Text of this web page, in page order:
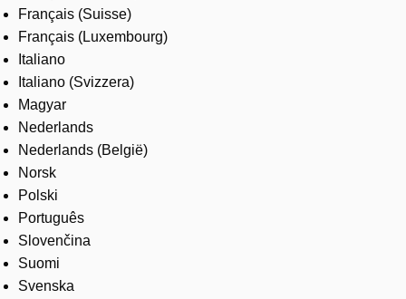
Français (Suisse)
Français (Luxembourg)
Italiano
Italiano (Svizzera)
Magyar
Nederlands
Nederlands (België)
Norsk
Polski
Português
Slovenčina
Suomi
Svenska